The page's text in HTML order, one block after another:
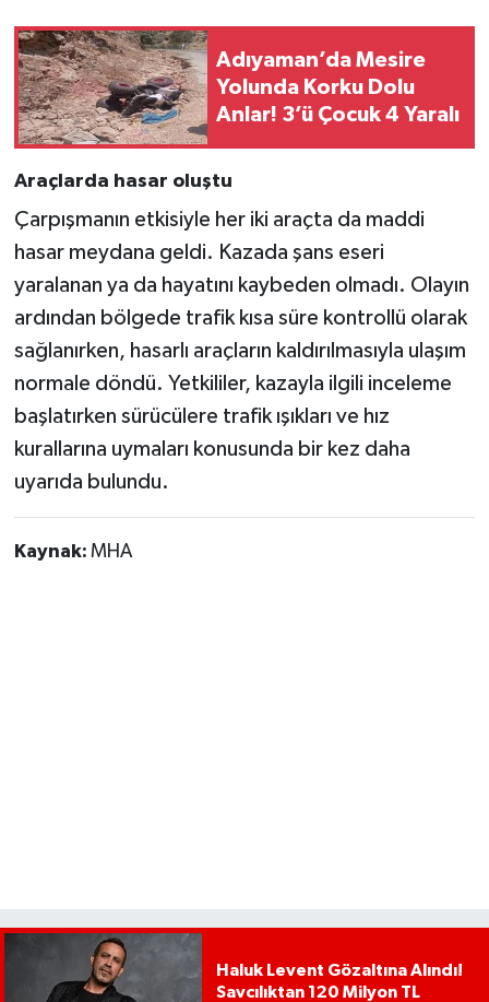
Adıyaman’da Mesire
Yolunda Korku Dolu
Anlar! 3’ü Çocuk 4 Yaralı
Araçlarda hasar oluştu
Çarpışmanın etkisiyle her iki araçta da maddi
hasar meydana geldi. Kazada şans eseri
yaralanan ya da hayatını kaybeden olmadı. Olayın
ardından bölgede trafik kısa süre kontrollü olarak
sağlanırken, hasarlı araçların kaldırılmasıyla ulaşım
normale döndü. Yetkililer, kazayla ilgili inceleme
başlatırken sürücülere trafik ışıkları ve hız
kurallarına uymaları konusunda bir kez daha
uyarıda bulundu.
Kaynak: MHA
Haluk Levent Gözaltına Alındı!
Savcılıktan 120 Milyon TL